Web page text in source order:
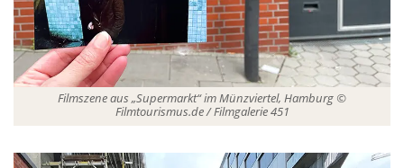
Filmszene aus „Supermarkt“ im Münzviertel, Hamburg ©
Filmtourismus.de / Filmgalerie 451